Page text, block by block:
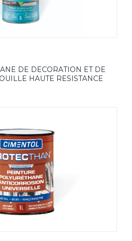
DE DECORATION ET DE
HAUTE RESISTANCE